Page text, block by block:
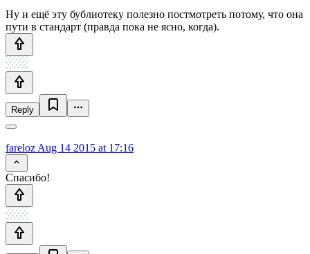
Ну и ещё эту бублиотеку полезно постмотреть потому, что она
пути в стандарт (правда пока не ясно, когда).
Reply
fareloz Aug 14 2015 at 17:16
Спасибо!